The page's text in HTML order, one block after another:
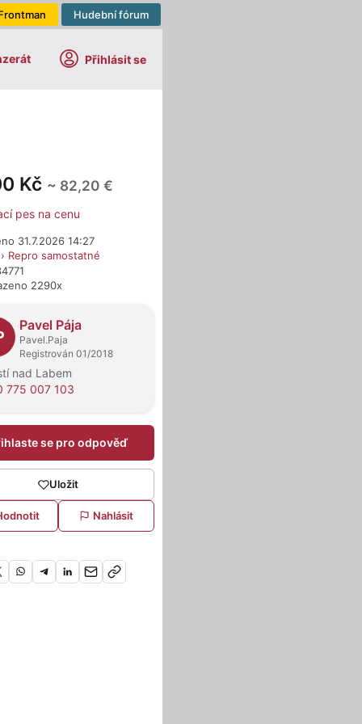
Hudební fórum
Přihlásit se
Kč ~ 82,20 €
pes na cenu
31.7.2026 14:27
Repro samostatné
2290x
Pavel Pája
Pavel.Paja
Registrován 01/2018
nad Labem
775 007 103
se pro odpověď
Uložit
Nahlásit